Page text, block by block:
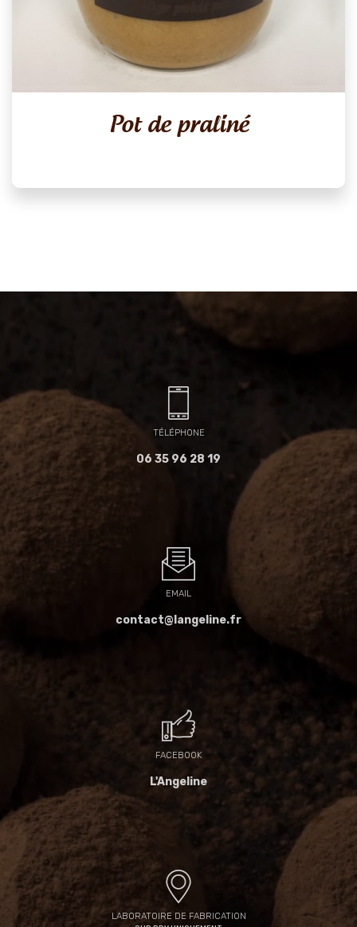
Pot de praliné
TÉLÉPHONE
06 35 96 28 19
EMAIL
contact@langeline.fr
FACEBOOK
L'Angeline
LABORATOIRE DE FABRICATION